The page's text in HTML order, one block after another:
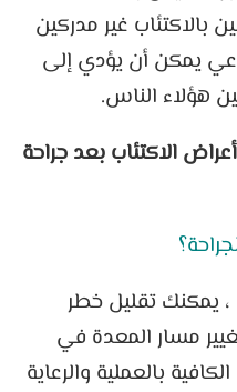
بالاكتئاب غير مدركين
يمكن أن يؤدي إلى
هؤلاء الناس.
الاكتئاب بعد جراحة
، يمكنك تقليل خطر
مسار المعدة في
بالعملية والرعاية